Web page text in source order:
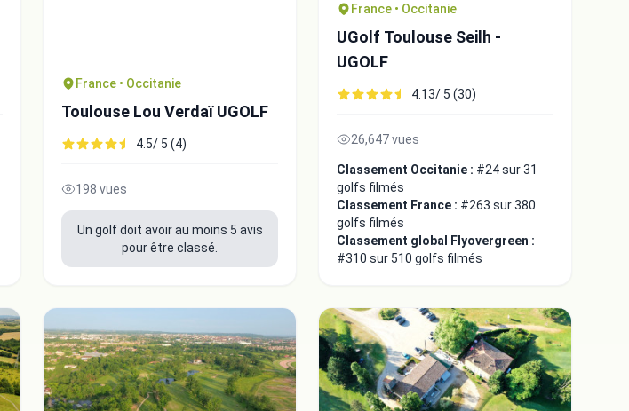
France • Occitanie
Toulouse Lou Verdaï UGOLF
4.5/ 5 (4)
198 vues
Un golf doit avoir au moins 5 avis
pour être classé.
France • Occitanie
UGolf Toulouse Seilh -
UGOLF
4.13/ 5 (30)
26,647 vues
Classement Occitanie : #24 sur 31
golfs filmés
Classement France : #263 sur 380
golfs filmés
Classement global Flyovergreen :
#310 sur 510 golfs filmés